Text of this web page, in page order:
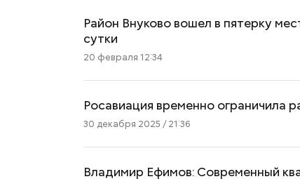
Район Внуково вошел в пятерку
сутки
20 февраля 12:34
Росавиация временно ограничила
30 декабря 2025 / 21:36
Владимир Ефимов: Современный
школьники будут
новой программе: что
изменится